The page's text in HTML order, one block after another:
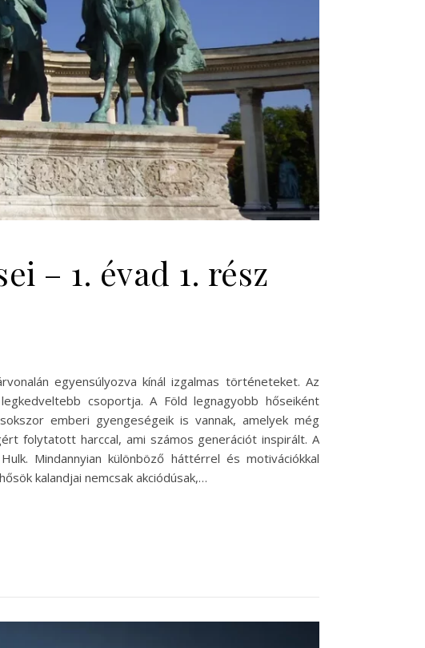
– 1. évad 1. rész
egyensúlyozva kínál izgalmas történeteket. Az
csoportja. A Föld legnagyobb hőseiként
emberi gyengeségeik is vannak, amelyek még
folytatott harccal, ami számos generációt inspirált. A
Mindannyian különböző háttérrel és motivációkkal
kalandjai nemcsak akciódúsak,…